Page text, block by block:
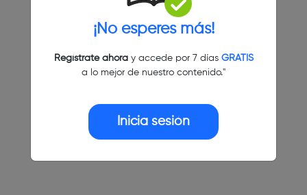
¡No esperes más!
Regístrate ahoray accede por 7 días GRATIS
a lo mejor de nuestro contenido."
Inicia sesión